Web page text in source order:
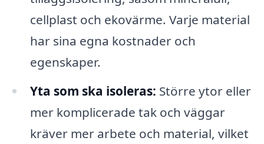
cellplast och ekovärme. Varje material
har sina egna kostnader och
egenskaper.
Yta som ska isoleras: Större ytor eller
mer komplicerade tak och väggar
kräver mer arbete och material, vilket